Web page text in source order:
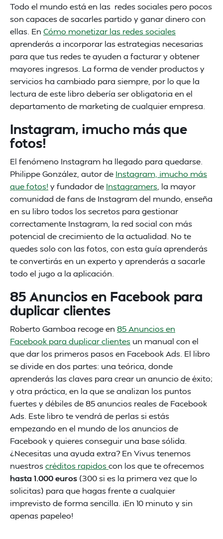
Todo el mundo está en las redes sociales pero pocos
son capaces de sacarles partido y ganar dinero con
ellas. En Cómo monetizar las redes sociales
aprenderás a incorporar las estrategias necesarias
para que tus redes te ayuden a facturar y obtener
mayores ingresos. La forma de vender productos y
servicios ha cambiado para siempre, por lo que la
lectura de este libro debería ser obligatoria en el
departamento de marketing de cualquier empresa.
Instagram, ¡mucho más que
fotos!
El fenómeno Instagram ha llegado para quedarse.
Philippe González, autor de Instagram, ¡mucho más
que fotos! y fundador de Instagramers , la mayor
comunidad de fans de Instagram del mundo, enseña
en su libro todos los secretos para gestionar
correctamente Instagram, la red social con más
potencial de crecimiento de la actualidad. No te
quedes solo con las fotos, con esta guía aprenderás
te convertirás en un experto y aprenderás a sacarle
todo el jugo a la aplicación.
85 Anuncios en Facebook para
duplicar clientes
Roberto Gamboa recoge en 85 Anuncios en
Facebook para duplicar clientes un manual con el
que dar los primeros pasos en Facebook Ads. El libro
se divide en dos partes: una teórica, donde
aprenderás las claves para crear un anuncio de éxito;
y otra práctica, en la que se analizan los puntos
fuertes y débiles de 85 anuncios reales de Facebook
Ads. Este libro te vendrá de perlas si estás
empezando en el mundo de los anuncios de
Facebook y quieres conseguir una base sólida.
¿Necesitas una ayuda extra? En Vivus tenemos
nuestroscréditos rapidoscon los que te ofrecemos
hasta 1.000 euros (300 si es la primera vez que lo
solicitas) para que hagas frente a cualquier
imprevisto de forma sencilla. ¡En 10 minuto y sin
apenas papeleo!